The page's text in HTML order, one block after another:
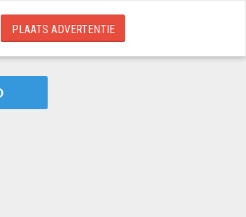
PLAATS ADVERTENTIE